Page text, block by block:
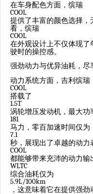
在车身配色方面，缤瑞
COOL
提供了丰富的颜色选择
看，缤瑞
COOL
在外观设计上不仅体现
驶时的操控感。
强劲动力与优异油耗，尽
动力系统方面，吉利缤瑞
COOL
搭载了
1.5T
涡轮增压发动机，最大功
181
马力，零百加速时间仅为
7.1
秒，展现出了卓越的动
COOL
都能够带来充沛的动力输
WLTC
综合油耗仅为
5.9L/100km
，这意味着它在提供强